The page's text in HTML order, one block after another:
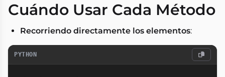
Cuándo Usar Cada Método
Recorriendo directamente los elementos:
PYTHON